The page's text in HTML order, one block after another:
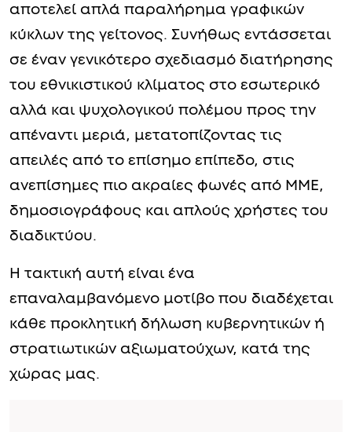
αποτελεί απλά παραλήρημα γραφικών
κύκλων της γείτονος. Συνήθως εντάσσεται
σε έναν γενικότερο σχεδιασμό διατήρησης
του εθνικιστικού κλίματος στο εσωτερικό
αλλά και ψυχολογικού πολέμου προς την
απέναντι μεριά, μετατοπίζοντας τις
απειλές από το επίσημο επίπεδο, στις
ανεπίσημες πιο ακραίες φωνές από ΜΜΕ,
δημοσιογράφους και απλούς χρήστες του
διαδικτύου.
Η τακτική αυτή είναι ένα
επαναλαμβανόμενο μοτίβο που διαδέχεται
κάθε προκλητική δήλωση κυβερνητικών ή
στρατιωτικών αξιωματούχων, κατά της
χώρας μας.